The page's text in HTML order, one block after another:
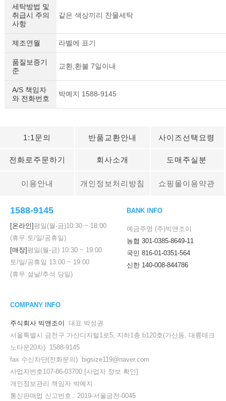
세요!
세탁방법 및
취급시 주의
사항
같은 색상끼리 찬물세탁
제조연월 라벨에 표기
품질보증기
준
교환,환불 7일이내
A/S 책임자
와 전화번호
박예지 1588-9145
1:1문의 반품교환안내 사이즈선택요령
전화로주문하기 회사소개 도매주실분
이용안내 개인정보처리방침 쇼핑몰이용약관
1588-9145
[온라인]평일(월-금)10:30 ~ 18:00
(휴무:토/일/공휴일)
[매장]평일(월-금) 10:30 ~ 19:00
토/일/공휴일 13:00 ~ 19:00
(휴무:설날/추석 당일)
BANK INFO
예금주명 (주)빅앤조이
농협 301-0385-8649-11
국민 816-01-0351-564
신한 140-008-844786
COMPANY INFO
주식회사 빅앤조이
대표 박성권
서울특별시 금천구 가산디지털1로5, 지하1층 b120호(가산동, 대륭테크
노타운20차) 1588-9145
fax 수신차단(전화문의) bigsize119@naver.com
사업자번호107-86-03700 [사업자 정보 확인]
개인정보관리 책임자 박예지
통신판매업 신고번호 : 2019-서울금천-0045